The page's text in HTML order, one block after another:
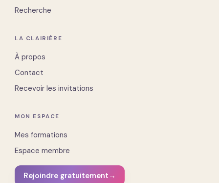
Recherche
LA CLAIRIÈRE
À propos
Contact
Recevoir les invitations
MON ESPACE
Mes formations
Espace membre
Rejoindre gratuitement →